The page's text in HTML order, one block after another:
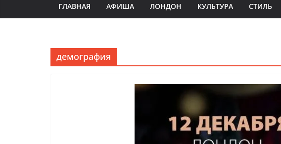
ГЛАВНАЯ АФИША ЛОНДОН КУЛЬТУРА СТИЛЬ
демография